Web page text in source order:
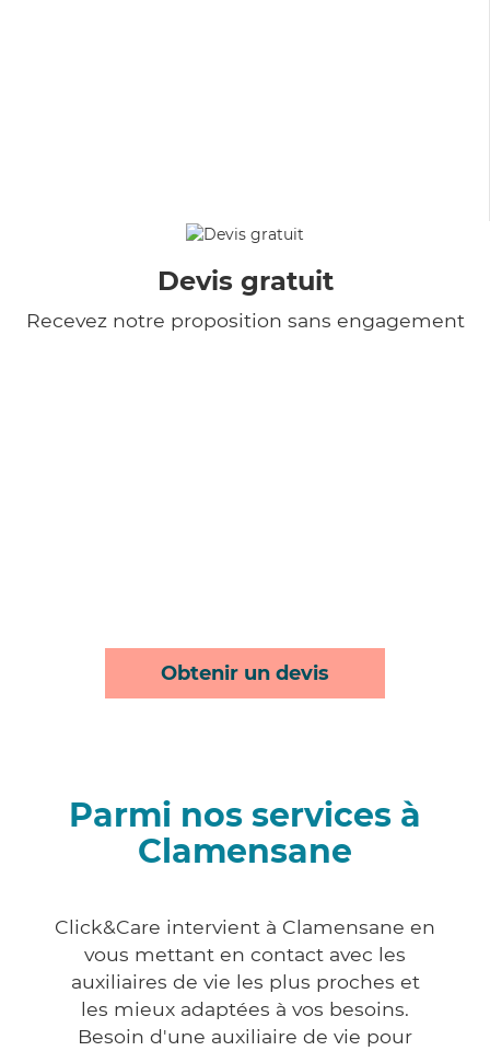
Devis gratuit
Recevez notre proposition sans engagement
Obtenir un devis
Parmi nos services à
Clamensane
Click&Care intervient à Clamensane en
vous mettant en contact avec les
auxiliaires de vie les plus proches et
les mieux adaptées à vos besoins.
Besoin d'une auxiliaire de vie pour